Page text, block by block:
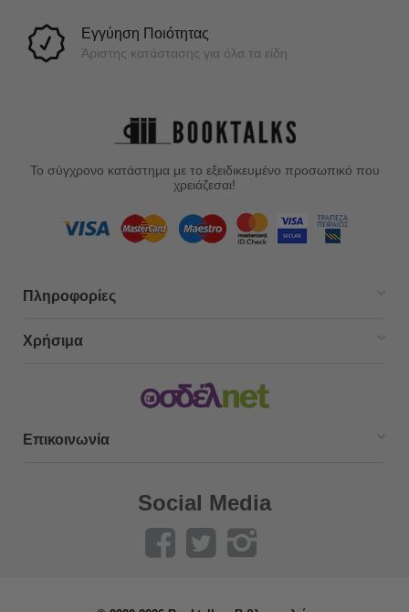
Εγγύηση Ποιότητας
Άριστης κατάστασης για όλα τα είδη
Το σύγχρονο κατάστημα με το εξειδικευμένο προσωπικό που
χρειάζεσαι!
Πληροφορίες
Χρήσιμα
Επικοινωνία
Social Media